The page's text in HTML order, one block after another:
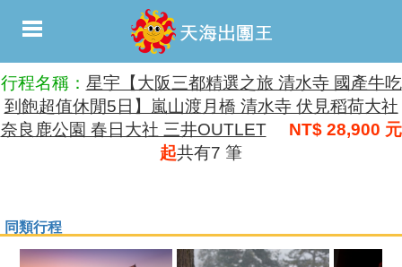
行程名稱： 星宇【大阪三都精選之旅 清水寺 國產牛吃
到飽超值休閒5日】嵐山渡月橋 清水寺 伏見稻荷大社
奈良鹿公園 春日大社 三井OUTLET
NT$ 28,900 元
起共有7 筆
同類行程